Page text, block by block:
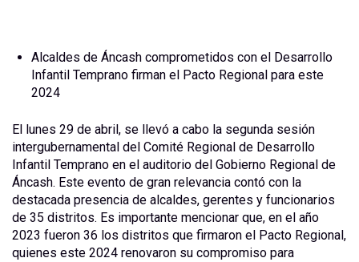
Alcaldes de Áncash comprometidos con el Desarrollo
Infantil Temprano firman el Pacto Regional para este
2024
El lunes 29 de abril, se llevó a cabo la segunda sesión
intergubernamental del Comité Regional de Desarrollo
Infantil Temprano en el auditorio del Gobierno Regional de
Áncash. Este evento de gran relevancia contó con la
destacada presencia de alcaldes, gerentes y funcionarios
de 35 distritos. Es importante mencionar que, en el año
2023 fueron 36 los distritos que firmaron el Pacto Regional,
quienes este 2024 renovaron su compromiso para